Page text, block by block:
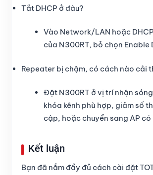
Tắt DHCP ở đâu?
Vào Network/LAN hoặc
của N300RT, bỏ chọn Enable
Repeater bị chậm, có cách nào cải
Đặt N300RT ở vị trí nhận
khóa kênh phù hợp, giảm số
cập, hoặc chuyển sang AP có
Kết luận
Bạn đã nắm đầy đủ cách cài đặt